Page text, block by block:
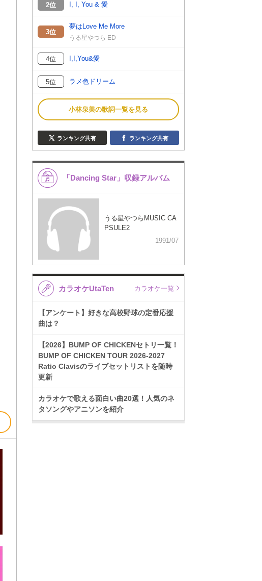
2位 I, I, You & 愛
3位
夢はLove Me More
うる星やつら ED
4位 I,I,You&愛
5位 ラメ色ドリーム
小林泉美の歌詞一覧を見る
ランキング共有 ランキング共有
「Dancing Star」収録アルバム
うる星やつらMUSIC CA
PSULE2
1991/07
カラオケUtaTen カラオケ一覧
【アンケート】好きな高校野球の定番応援
曲は？
【2026】BUMP OF CHICKENセトリ一覧！
BUMP OF CHICKEN TOUR 2026-2027
Ratio Clavisのライブセットリストを随時
更新
カラオケで歌える面白い曲20選！人気のネ
タソングやアニソンを紹介